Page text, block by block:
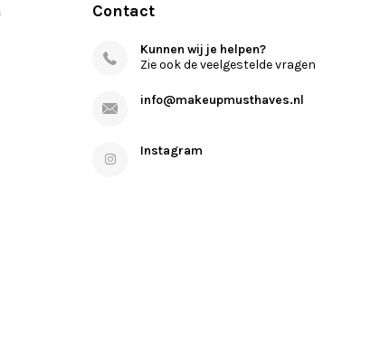
Contact
Kunnen wij je helpen?
Zie ook de veelgestelde vragen
info@makeupmusthaves.nl
Instagram